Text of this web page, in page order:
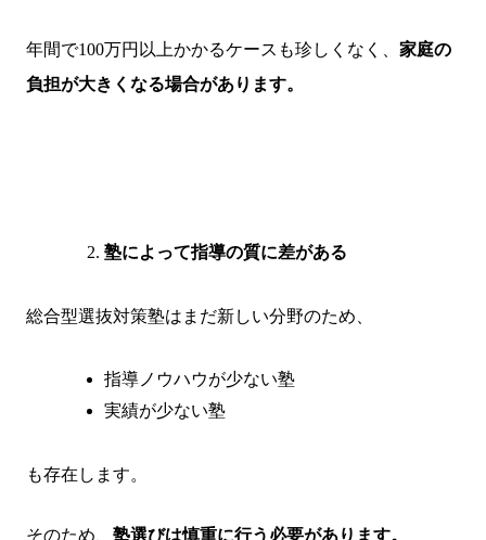
年間で100万円以上かかるケースも珍しくなく、 家庭の
負担が大きくなる場合があります。
塾によって指導の質に差がある
総合型選抜対策塾はまだ新しい分野のため、
指導ノウハウが少ない塾
実績が少ない塾
も存在します。
そのため、 塾選びは慎重に行う必要があります。